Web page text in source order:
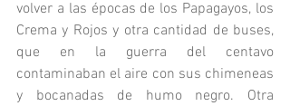
volver a las épocas de los Papagayos, los
Crema y Rojos y otra cantidad de buses,
que en la guerra del centavo
contaminaban el aire con sus chimeneas
y bocanadas de humo negro. Otra